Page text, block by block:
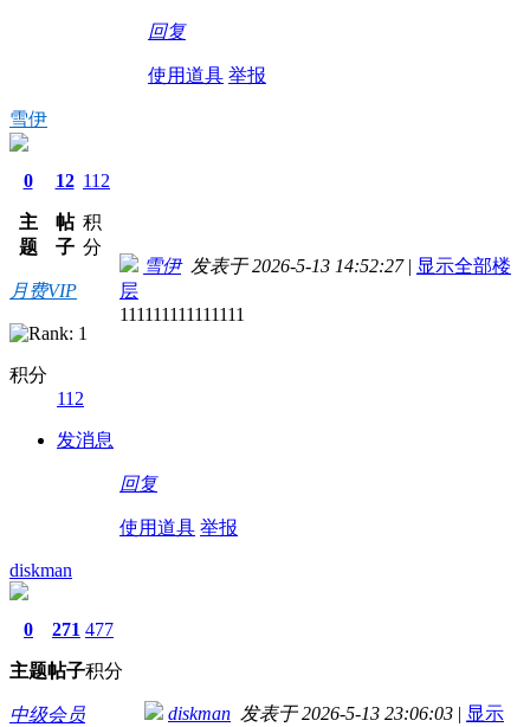
回复
使用道具 举报
雪伊
0
主
题
12
帖
子
112
积
分
月费VIP
积分
112
发消息
雪伊发表于 2026-5-13 14:52:27 | 显示全部楼
层
111111111111111
回复
使用道具 举报
diskman
0
主题
271
帖子
477
积分
中级会员 diskman 发表于 2026-5-13 23:06:03 | 显示